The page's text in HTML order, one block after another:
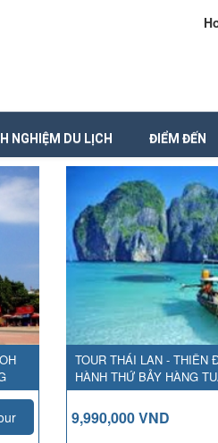
NGHIỆM DU LỊCH ĐIỂM ĐẾN
TOUR THÁI LAN - THIÊN
HÀNH THỨ BẢY HÀNG
9,990,000 VND